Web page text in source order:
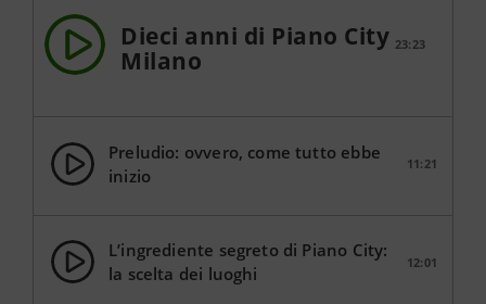
Dieci anni di Piano City
Milano
23:23
Preludio: ovvero, come tutto ebbe
inizio
11:21
L’ingrediente segreto di Piano City:
la scelta dei luoghi
12:01